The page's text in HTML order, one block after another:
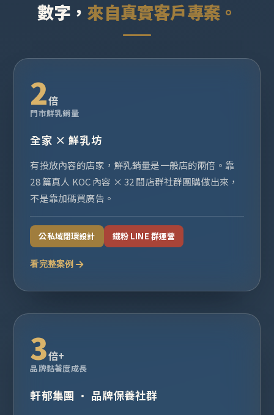
數字， 來自真實客戶專案。
2倍
門市鮮乳銷量
全家 × 鮮乳坊
有投放內容的店家，鮮乳銷量是一般店的兩倍。靠
28 篇真人 KOC 內容 × 32 間店群社群團購做出來，
不是靠加碼買廣告。
公私域閉環設計 鐵粉 LINE 群運營
看完整案例
3倍+
品牌黏著度成長
軒郁集團 · 品牌保養社群